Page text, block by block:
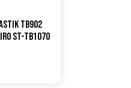
TB902
ST-TB1070